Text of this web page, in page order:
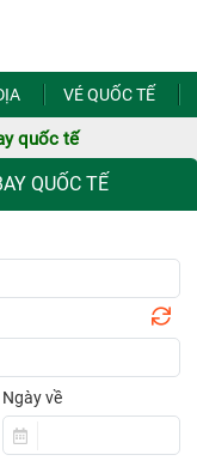
VÉ QUỐC TẾ
quốc tế
QUỐC TẾ
Ngày về